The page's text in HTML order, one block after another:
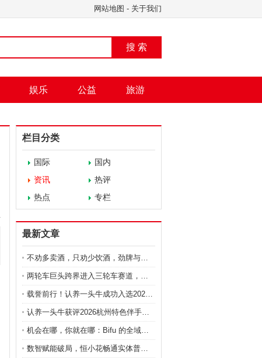
网站地图 - 关于我们
搜 索
娱乐 公益 旅游
栏目分类
国际
国内
资讯
热评
热点
专栏
最新文章
不劝多卖酒，只劝少饮酒，劲牌与经销商签《健康饮酒承
两轮车巨头跨界进入三轮车赛道，极巡科技如何以“汽车
载誉前行！认养一头牛成功入选2026杭州特色伴手礼
认养一头牛获评2026杭州特色伴手礼，本土风味受青
机会在哪，你就在哪：Bifu 的全域资产网络 Bi
数智赋能破局，恒小花畅通实体普惠金融微循环